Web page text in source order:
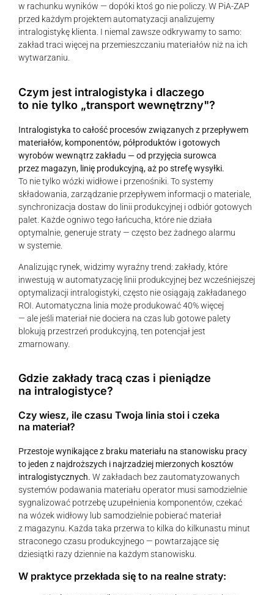
w rachunku wyników — dopóki ktoś go nie policzy. W PiA-ZAP
przed każdym projektem automatyzacji analizujemy
intralogistykę klienta. I niemal zawsze odkrywamy to samo:
zakład traci więcej na przemieszczaniu materiałów niż na ich
wytwarzaniu.
Czym jest intralogistyka i dlaczego
to nie tylko „transport wewnętrzny"?
Intralogistyka to całość procesów związanych z przepływem
materiałów, komponentów, półproduktów i gotowych
wyrobów wewnątrz zakładu — od przyjęcia surowca
przez magazyn, linię produkcyjną, aż po strefę wysyłki.
To nie tylko wózki widłowe i przenośniki. To systemy
składowania, zarządzanie przepływem informacji o materiale,
synchronizacja dostaw do linii produkcyjnej i odbiór gotowych
palet. Każde ogniwo tego łańcucha, które nie działa
optymalnie, generuje straty — często bez żadnego alarmu
w systemie.
Analizując rynek, widzimy wyraźny trend: zakłady, które
inwestują w automatyzację linii produkcyjnej bez wcześniejszej
optymalizacji intralogistyki, często nie osiągają zakładanego
ROI. Automatyczna linia może produkować 40% więcej
— ale jeśli materiał nie dociera na czas lub gotowe palety
blokują przestrzeń produkcyjną, ten potencjał jest
zmarnowany.
Gdzie zakłady tracą czas i pieniądze
na intralogistyce?
Czy wiesz, ile czasu Twoja linia stoi i czeka
na materiał?
Przestoje wynikające z braku materiału na stanowisku pracy
to jeden z najdroższych i najrzadziej mierzonych kosztów
intralogistycznych. W zakładach bez zautomatyzowanych
systemów podawania materiału operator musi samodzielnie
sygnalizować potrzebę uzupełnienia komponentów, czekać
na wózek widłowy lub samodzielnie pobierać materiał
z magazynu. Każda taka przerwa to kilka do kilkunastu minut
straconego czasu produkcyjnego — powtarzające się
dziesiątki razy dziennie na każdym stanowisku.
W praktyce przekłada się to na realne straty: